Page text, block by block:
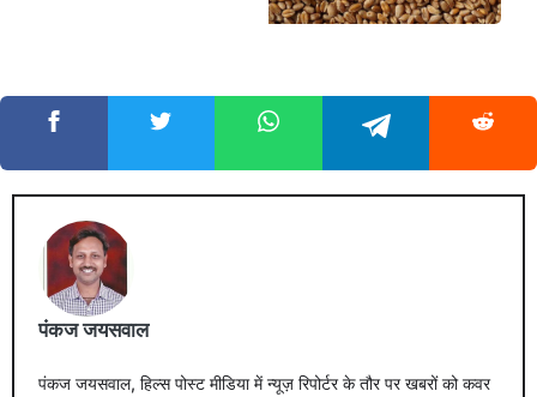
पंकज जयसवाल
पंकज जयसवाल, हिल्स पोस्ट मीडिया में न्यूज़ रिपोर्टर के तौर पर खबरों को कवर